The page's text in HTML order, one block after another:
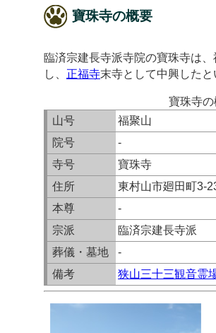
寶珠寺の概要
臨済宗建長寺派寺院の寶珠寺は
し、 正福寺末寺として中興したと
寶珠寺
山号
福聚山
院号
-
寺号
寶珠寺
住所
東村山市廻田町3-
本尊
-
宗派
臨済宗建長寺派
葬儀・墓地
-
備考
狭山三十三観音霊